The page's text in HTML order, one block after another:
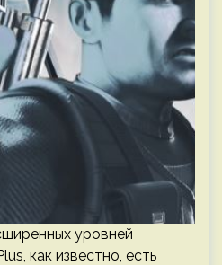
уровней
как известно, есть